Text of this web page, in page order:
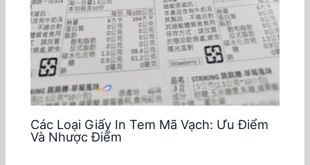
Các Loại Giấy In Tem Mã Vạch: Ưu Điểm
Và Nhược Điểm